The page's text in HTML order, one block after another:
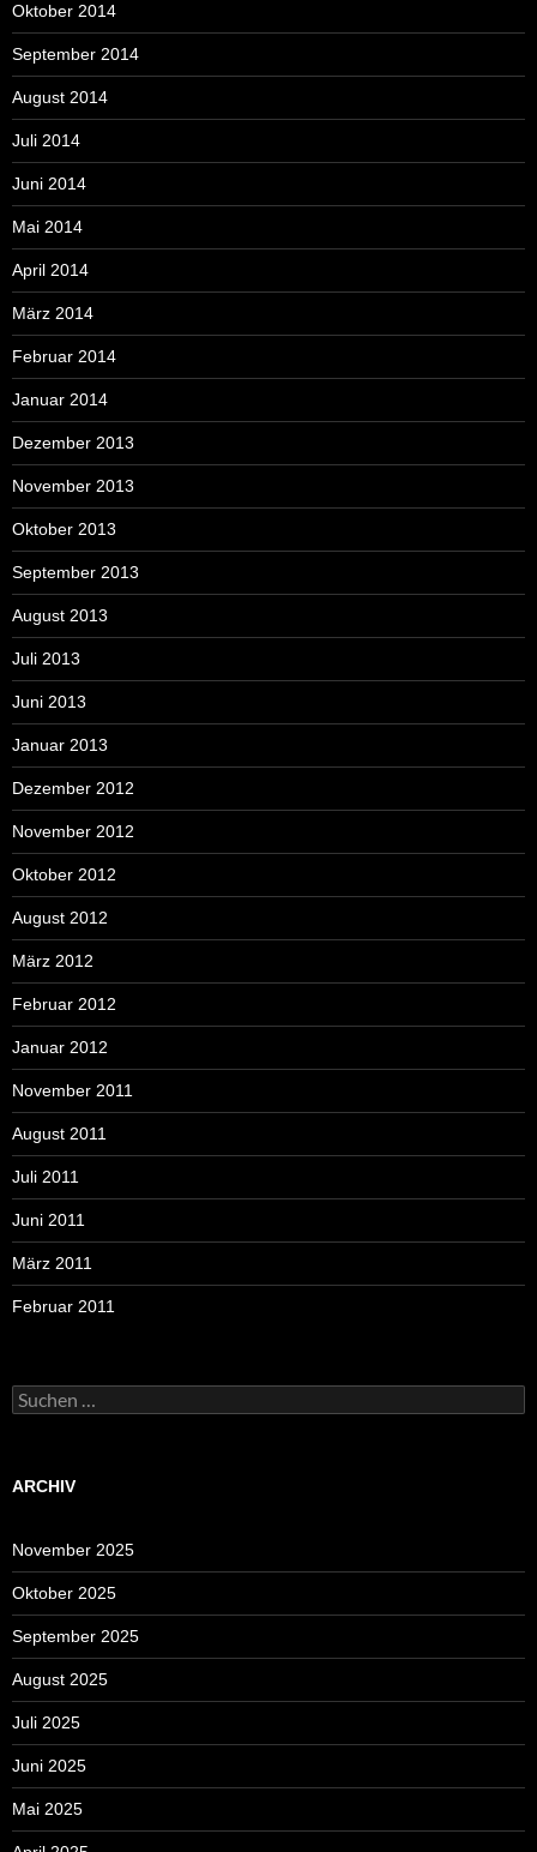
Oktober 2014
September 2014
August 2014
Juli 2014
Juni 2014
Mai 2014
April 2014
März 2014
Februar 2014
Januar 2014
Dezember 2013
November 2013
Oktober 2013
September 2013
August 2013
Juli 2013
Juni 2013
Januar 2013
Dezember 2012
November 2012
Oktober 2012
August 2012
März 2012
Februar 2012
Januar 2012
November 2011
August 2011
Juli 2011
Juni 2011
März 2011
Februar 2011
Suchen
nach:
ARCHIV
November 2025
Oktober 2025
September 2025
August 2025
Juli 2025
Juni 2025
Mai 2025